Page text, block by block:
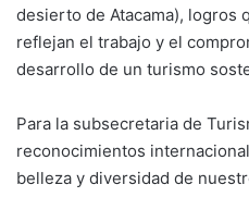
desierto de Atacama), logros
reflejan el trabajo y el
desarrollo de un turismo
Para la subsecretaria de
reconocimientos
belleza y diversidad de